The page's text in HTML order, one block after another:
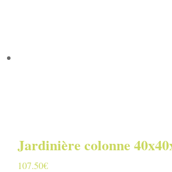
Jardinière colonne
107.50€